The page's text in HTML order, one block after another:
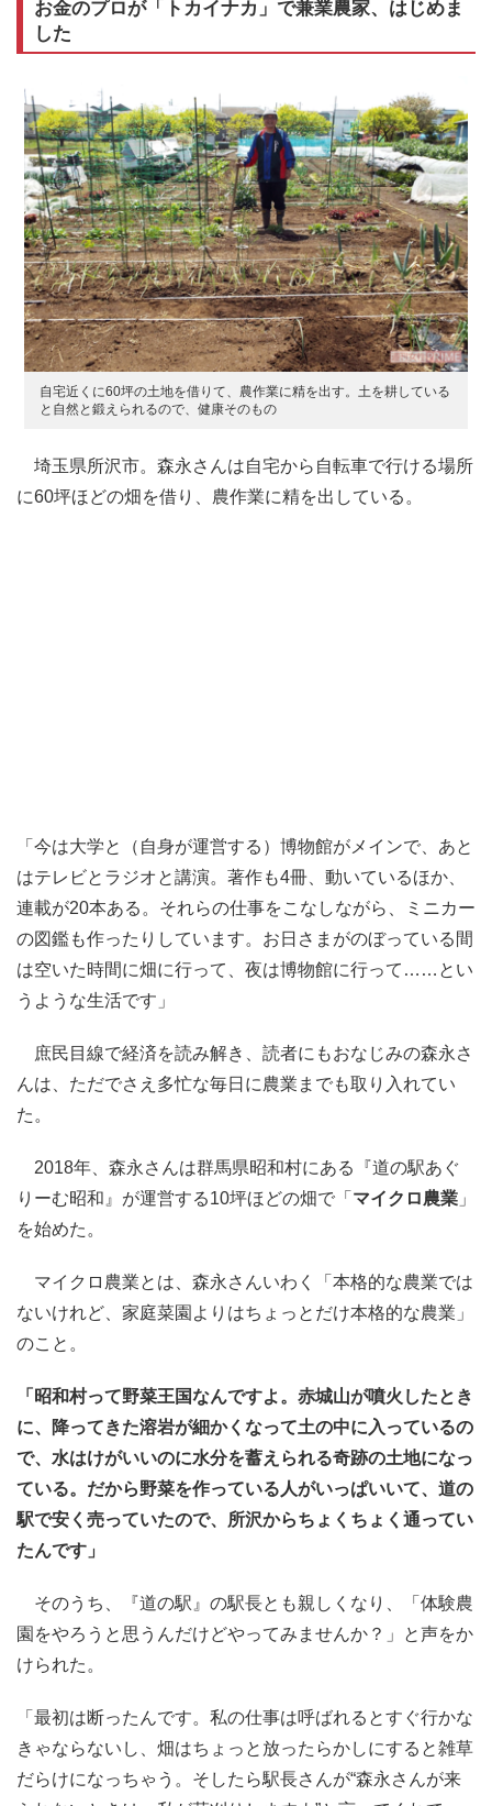
お金のプロが「トカイナカ」で兼業農家、はじめま
した
自宅近くに60坪の土地を借りて、農作業に精を出す。土を耕している
と自然と鍛えられるので、健康そのもの
埼玉県所沢市。森永さんは自宅から自転車で行ける場所
に60坪ほどの畑を借り、農作業に精を出している。
「今は大学と（自身が運営する）博物館がメインで、あと
はテレビとラジオと講演。著作も4冊、動いているほか、
連載が20本ある。それらの仕事をこなしながら、ミニカー
の図鑑も作ったりしています。お日さまがのぼっている間
は空いた時間に畑に行って、夜は博物館に行って……とい
うような生活です」
庶民目線で経済を読み解き、読者にもおなじみの森永さ
んは、ただでさえ多忙な毎日に農業までも取り入れてい
た。
2018年、森永さんは群馬県昭和村にある『道の駅あぐ
りーむ昭和』が運営する10坪ほどの畑で「 マイクロ農業 」
を始めた。
マイクロ農業とは、森永さんいわく「本格的な農業では
ないけれど、家庭菜園よりはちょっとだけ本格的な農業」
のこと。
「昭和村って野菜王国なんですよ。赤城山が噴火したとき
に、降ってきた溶岩が細かくなって土の中に入っているの
で、水はけがいいのに水分を蓄えられる奇跡の土地になっ
ている。だから野菜を作っている人がいっぱいいて、道の
駅で安く売っていたので、所沢からちょくちょく通ってい
たんです」
そのうち、『道の駅』の駅長とも親しくなり、「体験農
園をやろうと思うんだけどやってみませんか？」と声をか
けられた。
「最初は断ったんです。私の仕事は呼ばれるとすぐ行かな
きゃならないし、畑はちょっと放ったらかしにすると雑草
だらけになっちゃう。そしたら駅長さんが“森永さんが来